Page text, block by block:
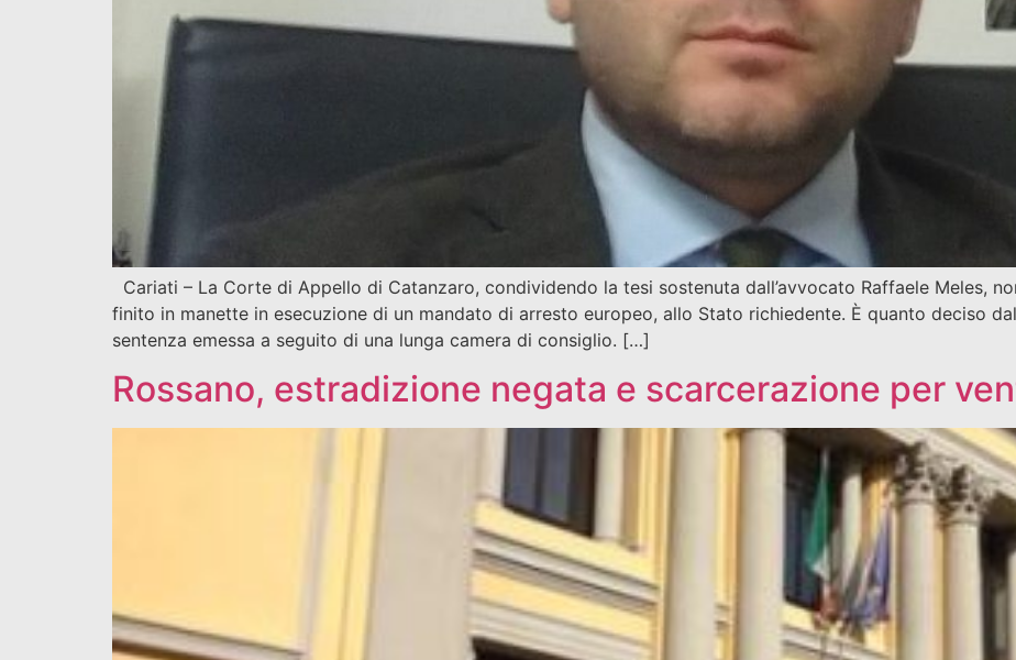
Cariati – La Corte di Appello di Catanzaro, condividendo la tesi sostenuta dall’avvocato Raffaele Meles,
finito in manette in esecuzione di un mandato di arresto europeo, allo Stato richiedente. È quanto deciso
sentenza emessa a seguito di una lunga camera di consiglio. […]
Rossano, estradizione negata e scarcerazione per